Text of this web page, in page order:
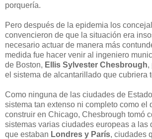
porquería.
Pero después de la epidemia los
convencieron de que la situación era
necesario actuar de manera más
medida fue hacer venir al ingeniero
de Boston, Ellis Sylvester Chesbrough,
el sistema de alcantarillado que cubriera
Como ninguna de las ciudades de
sistema tan extenso ni completo como el
construir en Chicago, Chesbrough tomó
sistemas varias ciudades europeas a las
que estaban Londres y París, ciudades